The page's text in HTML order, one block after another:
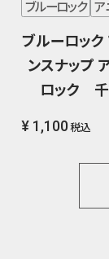
ブルーロック ア
ブルーロック
ンスナップ
ロック
¥ 1,100 税込